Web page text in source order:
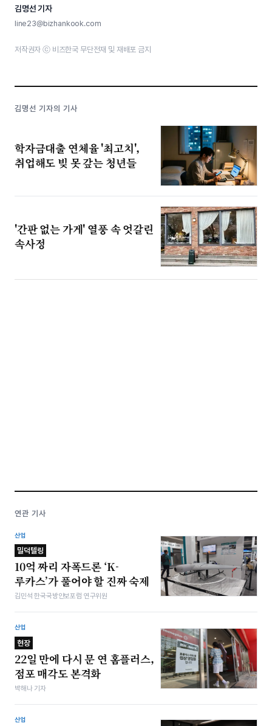
김명선 기자
line23@bizhankook.com
저작권자 ⓒ 비즈한국 무단전재 및 재배포 금지
김명선 기자의 기사
학자금대출 연체율 '최고치',
취업해도 빚 못 갚는 청년들
'간판 없는 가게' 열풍 속 엇갈린
속사정
연관 기사
산업
밀덕텔링
10억 짜리 자폭드론 ‘K-
루카스’가 풀어야 할 진짜 숙제
김민석 한국국방안보포럼 연구위원
산업
현장
22일 만에 다시 문 연 홈플러스,
점포 매각도 본격화
박해나 기자
산업